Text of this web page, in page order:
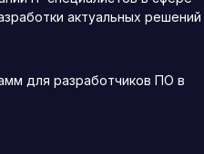
актуальных решений
для разработчиков ПО в